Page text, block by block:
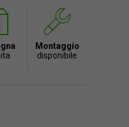
Montaggio
disponibile